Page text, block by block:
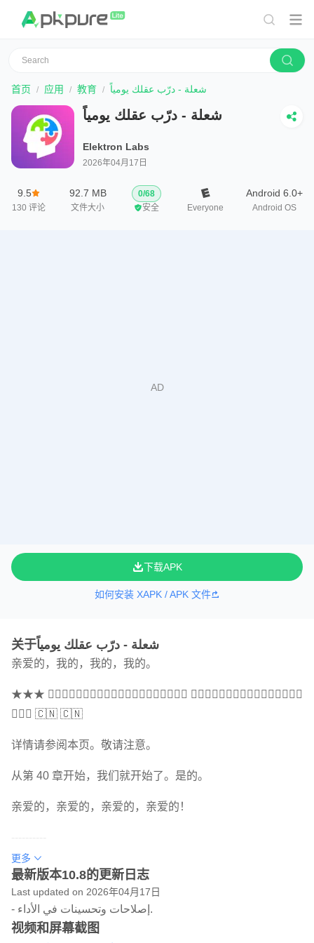
首页 应用 教育 شعلة - درّب عقلك يومياً
شعلة - درّب عقلك يومياً
Elektron Labs
2026年04月17日
9.5
130 评论
92.7 MB
文件大小
0/68
安全
Everyone
Android 6.0+
Android OS
下载APK
如何安装 XAPK / APK 文件
关于شعلة - درّب عقلك يومياً
亲爱的，我的，我的，我的。
★★★ 👇🏻👇🏻👇🏻👇🏻👇🏻👇🏻👇🏻👇🏻👇🏻👇🏻 👇🏻👇🏻👇🏻👇🏻👇🏻👇🏻👇🏻👇🏻
👇🏻‍♂️ 🇨🇳 🇨🇳
详情请参阅本页。敬请注意。
从第 40 章开始，我们就开始了。是的。
亲爱的，亲爱的，亲爱的，亲爱的！
Sholah 是领先的阿拉伯语大脑训练师，可帮助您训练记忆
力、注意力和解决问题的能力。它为您提供日常的娱乐性认
知游戏锻炼。 Sholah 包含 40 多个教育游戏，涵盖五个主
要认知领域。现在就了解您的大脑的表现并与其他人进行比
更多
最新版本10.8的更新日志
Last updated on 2026年04月17日
- إصلاحات وتحسينات في الأداء.
视频和屏幕截图